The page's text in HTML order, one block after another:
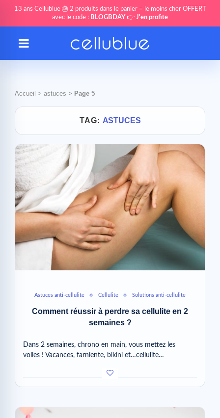
13 ans Cellublue 🎂 2 produits dans le panier = le moins cher OFFERT
avec le code : BLOGBDAY 👉 J'en profite
Accueil > astuces > Page 5
TAG: ASTUCES
Astuces anti-cellulite Cellulite Solutions anti-cellulite
Comment réussir à perdre sa cellulite en 2
semaines ?
Dans 2 semaines, chrono en main, vous mettez les
voiles ! Vacances, farniente, bikini et…cellulite…